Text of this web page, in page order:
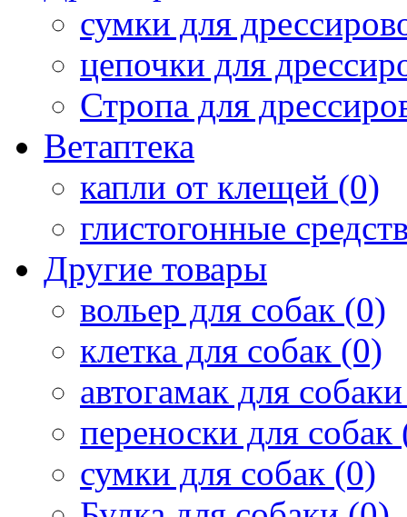
сумки для
цепочки для
Стропа для
Ветаптека
капли от клещей (0)
глистогонные
Другие товары
вольер для собак (0)
клетка для собак (0)
автогамак для
переноски для собак
сумки для собак (0)